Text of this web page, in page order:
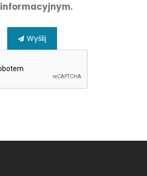
informacyjnym.
Wyślij